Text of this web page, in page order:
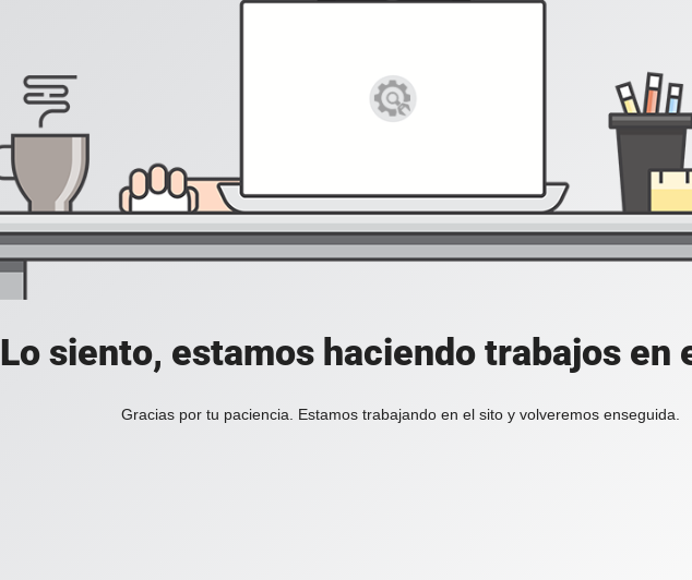
Lo siento, estamos haciendo trabajos en
Gracias por tu paciencia. Estamos trabajando en el sito y volveremos enseguida.